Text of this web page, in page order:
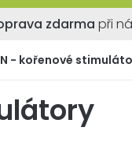
zdarma při
- kořenové